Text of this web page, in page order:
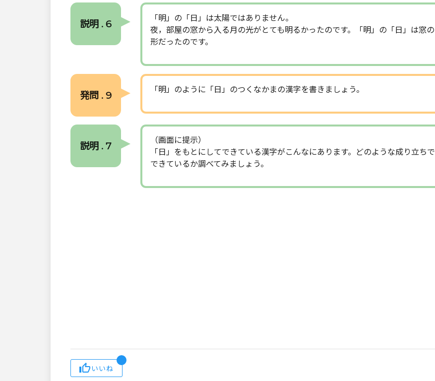
説明 . 6
「明」の「日」は太陽ではありません。
夜，部屋の窓から入る月の光がとても明るかったのです。「明」の「日」は窓の
形だったのです。
発問 . 9 「明」のように「日」のつくなかまの漢字を書きましょう。
説明 . 7
（画面に提示）
「日」をもとにしてできている漢字がこんなにあります。どのような成り立ちで
できているか調べてみましょう。
いいね